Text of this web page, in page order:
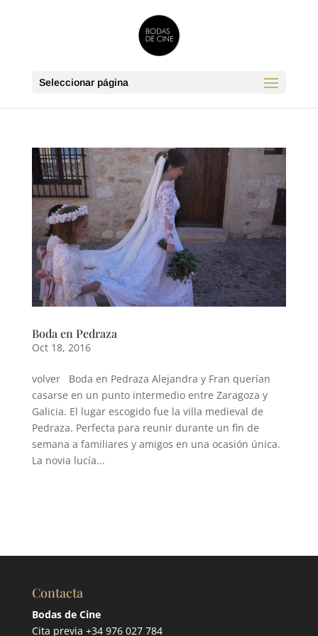
Seleccionar página
Boda en Pedraza
Oct 18, 2016
volver Boda en Pedraza Alejandra y Fran querían
casarse en un punto intermedio entre Zaragoza y
Galicia. El lugar escogido fue la villa medieval de
Pedraza. Perfecta para reunir durante un fin de
semana a familiares y amigos en una ocasión única.
La novia lucía...
Contacta
Bodas de Cine
Cita previa +34 976 027 784